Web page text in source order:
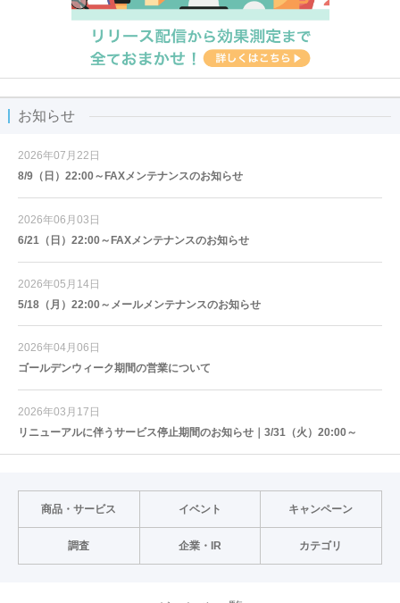
お知らせ
2026年07月22日
8/9（日）22:00～FAXメンテナンスのお知らせ
2026年06月03日
6/21（日）22:00～FAXメンテナンスのお知らせ
2026年05月14日
5/18（月）22:00～メールメンテナンスのお知らせ
2026年04月06日
ゴールデンウィーク期間の営業について
2026年03月17日
リニューアルに伴うサービス停止期間のお知らせ｜3/31（火）20:00～
商品・サービス イベント キャンペーン
調査 企業・IR カテゴリ